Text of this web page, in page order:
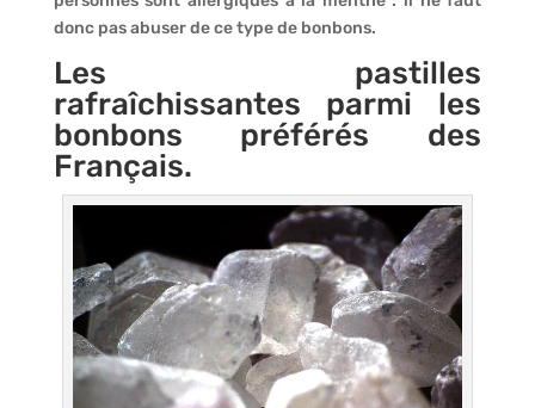
donc pas abuser de ce type de bonbons.
Les pastilles
rafraîchissantes parmi les
bonbons préférés des
Français.